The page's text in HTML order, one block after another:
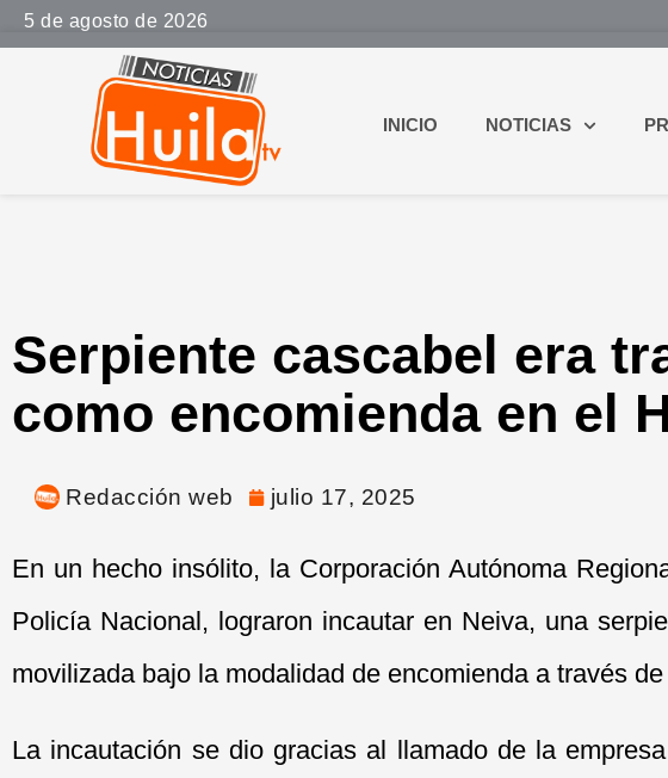
5 de agosto de 2026
INICIO NOTICIAS
Serpiente cascabel era
como encomienda en el
Redacción web julio 17, 2025
En un hecho insólito, la Corporación Autónoma
Policía Nacional, lograron incautar en Neiva, una
movilizada bajo la modalidad de encomienda a través
La incautación se dio gracias al llamado de la